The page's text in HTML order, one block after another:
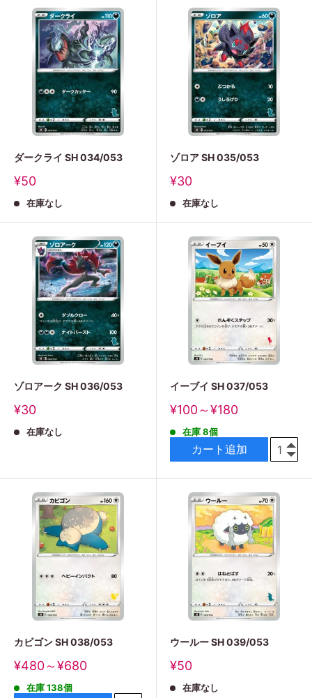
ダークライ SH 034/053
販
価
¥50
在庫なし
ゾロア SH 035/053
販
価
¥30
在庫なし
ゾロアーク SH 036/053
販
価
¥30
在庫なし
イーブイ SH 037/053
販
価
¥100～¥180
在庫 8個
カート追加
カビゴン SH 038/053
販
価
¥480～¥680
在庫 138個
ウールー SH 039/053
販
価
¥50
在庫なし